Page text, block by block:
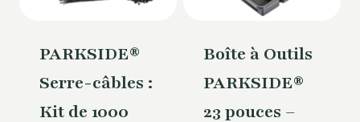
PARKSIDE®
Serre-câbles :
Kit de 1000
Boîte à Outils
PARKSIDE®
23 pouces –